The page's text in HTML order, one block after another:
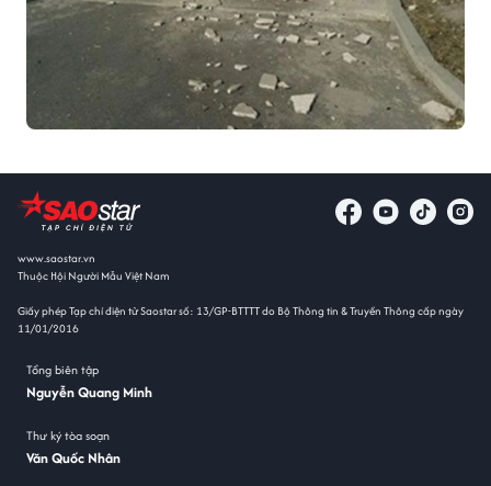
www.saostar.vn
Thuộc Hội Người Mẫu Việt Nam
Giấy phép Tạp chí điện tử Saostar số: 13/GP-BTTTT do Bộ Thông tin & Truyền Thông cấp ngày
11/01/2016
Tổng biên tập
Nguyễn Quang Minh
Thư ký tòa soạn
Văn Quốc Nhân